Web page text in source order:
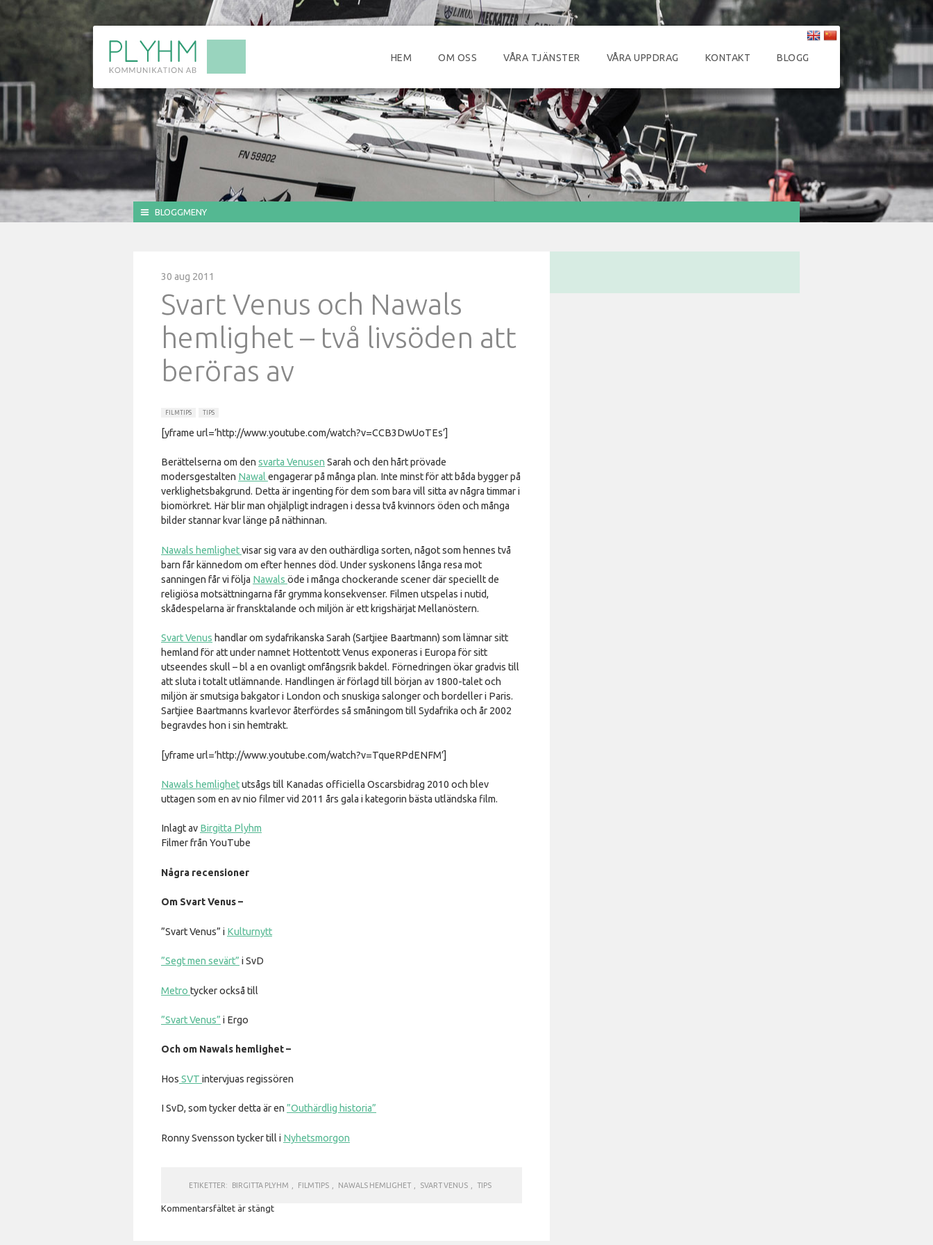
HEM OM OSS VÅRA TJÄNSTER VÅRA UPPDRAG KONTAKT BLOGG
BLOGGMENY
30 aug 2011
Svart Venus och Nawals
hemlighet – två livsöden att
beröras av
FILMTIPS TIPS
[yframe url=’http://www.youtube.com/watch?v=CCB3DwUoTEs’]
Berättelserna om den svarta Venusen Sarah och den hårt prövade
modersgestalten Nawal engagerar på många plan. Inte minst för att båda bygger på
verklighetsbakgrund. Detta är ingenting för dem som bara vill sitta av några timmar i
biomörkret. Här blir man ohjälpligt indragen i dessa två kvinnors öden och många
bilder stannar kvar länge på näthinnan.
Nawals hemlighetvisar sig vara av den outhärdliga sorten, något som hennes två
barn får kännedom om efter hennes död. Under syskonens långa resa mot
sanningen får vi följa Nawals öde i många chockerande scener där speciellt de
religiösa motsättningarna får grymma konsekvenser. Filmen utspelas i nutid,
skådespelarna är fransktalande och miljön är ett krigshärjat Mellanöstern.
Svart Venus handlar om sydafrikanska Sarah (Sartjiee Baartmann) som lämnar sitt
hemland för att under namnet Hottentott Venus exponeras i Europa för sitt
utseendes skull – bl a en ovanligt omfångsrik bakdel. Förnedringen ökar gradvis till
att sluta i totalt utlämnande. Handlingen är förlagd till början av 1800-talet och
miljön är smutsiga bakgator i London och snuskiga salonger och bordeller i Paris.
Sartjiee Baartmanns kvarlevor återfördes så småningom till Sydafrika och år 2002
begravdes hon i sin hemtrakt.
[yframe url=’http://www.youtube.com/watch?v=TqueRPdENFM’]
Nawals hemlighetutsågs till Kanadas officiella Oscarsbidrag 2010 och blev
uttagen som en av nio filmer vid 2011 års gala i kategorin bästa utländska film.
Inlagt av Birgitta Plyhm
Filmer från YouTube
Några recensioner
Om Svart Venus –
”Svart Venus” i Kulturnytt
”Segt men sevärt” i SvD
Metro tycker också till
”Svart Venus” i Ergo
Och om Nawals hemlighet –
Hos SVT intervjuas regissören
I SvD, som tycker detta är en ”Outhärdlig historia”
Ronny Svensson tycker till i Nyhetsmorgon
ETIKETTER: BIRGITTA PLYHM FILMTIPS NAWALS HEMLIGHET SVART VENUS TIPS
Kommentarsfältet är stängt